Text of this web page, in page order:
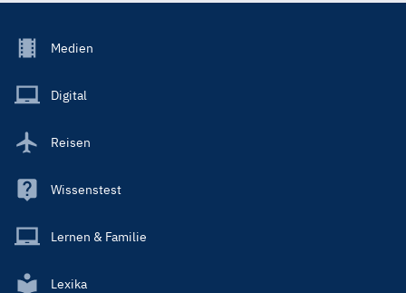
Footer
Main
Medien
Digital
Reisen
Wissenstest
Lernen & Familie
Lexika